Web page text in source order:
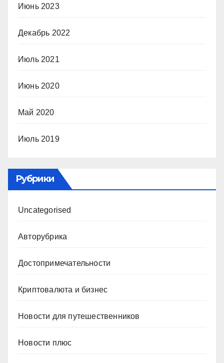
Июнь 2023
Декабрь 2022
Июль 2021
Июнь 2020
Май 2020
Июль 2019
Рубрики
Uncategorised
Авторубрика
Достопримечательности
Криптовалюта и бизнес
Новости для путешественников
Новости плюс